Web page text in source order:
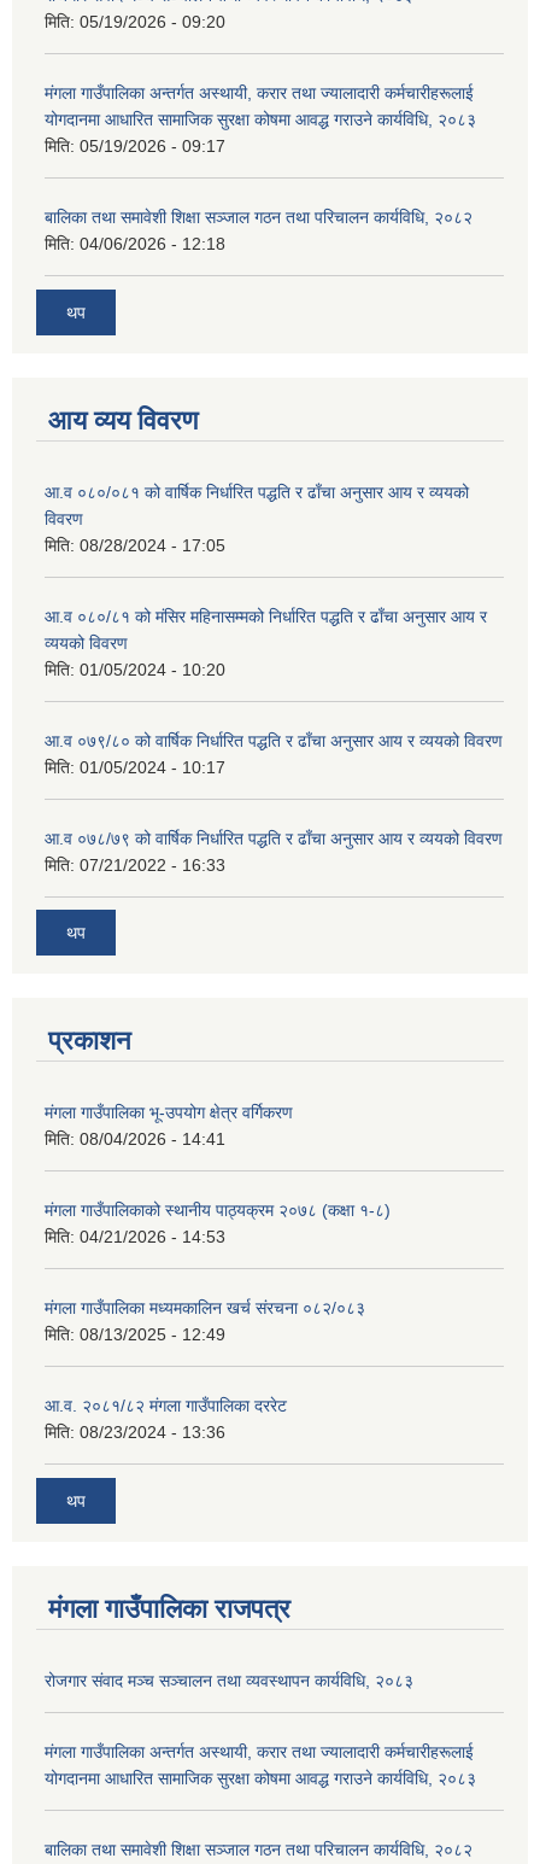
मिति: 05/19/2026 - 09:20
मंगला गाउँपालिका अन्तर्गत अस्थायी, करार तथा ज्यालादारी कर्मचारीहरूलाई
योगदानमा आधारित सामाजिक सुरक्षा कोषमा आवद्ध गराउने कार्यविधि, २०८३
मिति: 05/19/2026 - 09:17
बालिका तथा समावेशी शिक्षा सञ्जाल गठन तथा परिचालन कार्यविधि, २०८२
मिति: 04/06/2026 - 12:18
थप
आय व्यय विवरण
आ.व ०८०/०८१ को वार्षिक निर्धारित पद्धति र ढाँचा अनुसार आय र व्ययको
विवरण
मिति: 08/28/2024 - 17:05
आ.व ०८०/८१ को मंसिर महिनासम्मको निर्धारित पद्धति र ढाँचा अनुसार आय र
व्ययको विवरण
मिति: 01/05/2024 - 10:20
आ.व ०७९/८० को वार्षिक निर्धारित पद्धति र ढाँचा अनुसार आय र व्ययको विवरण
मिति: 01/05/2024 - 10:17
आ.व ०७८/७९ को वार्षिक निर्धारित पद्धति र ढाँचा अनुसार आय र व्ययको विवरण
मिति: 07/21/2022 - 16:33
थप
प्रकाशन
मंगला गाउँपालिका भू-उपयोग क्षेत्र वर्गिकरण
मिति: 08/04/2026 - 14:41
मंगला गाउँपालिकाको स्थानीय पाठ्यक्रम २०७८ (कक्षा १-८)
मिति: 04/21/2026 - 14:53
मंगला गाउँपालिका मध्यमकालिन खर्च संरचना ०८२/०८३
मिति: 08/13/2025 - 12:49
आ.व. २०८१/८२ मंगला गाउँपालिका दररेट
मिति: 08/23/2024 - 13:36
थप
मंगला गाउँपालिका राजपत्र
रोजगार संवाद मञ्च सञ्चालन तथा व्यवस्थापन कार्यविधि, २०८३
मंगला गाउँपालिका अन्तर्गत अस्थायी, करार तथा ज्यालादारी कर्मचारीहरूलाई
योगदानमा आधारित सामाजिक सुरक्षा कोषमा आवद्ध गराउने कार्यविधि, २०८३
बालिका तथा समावेशी शिक्षा सञ्जाल गठन तथा परिचालन कार्यविधि, २०८२